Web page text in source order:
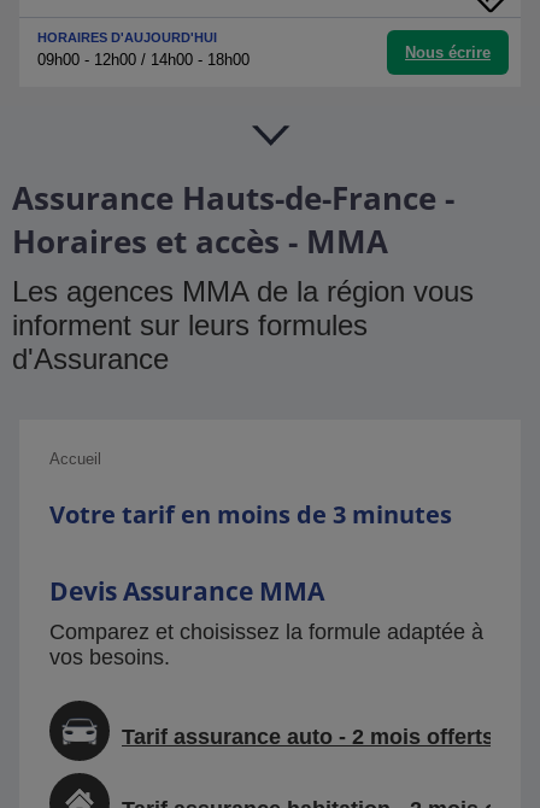
HORAIRES D'AUJOURD'HUI
09h00 - 12h00 / 14h00 - 18h00 Nous écrire
Assurance Hauts-de-France -
Horaires et accès - MMA
Les agences MMA de la région vous
informent sur leurs formules
d'Assurance
Accueil
Votre tarif en moins de 3 minutes
Devis Assurance MMA
Comparez et choisissez la formule adaptée à
vos besoins.
Tarif assurance auto - 2 mois offerts